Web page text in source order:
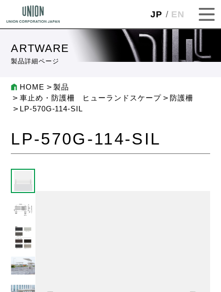
JP EN
ARTWARE
製品詳細ページ
HOME
製品
車止め・防護柵 ヒューランドスケープ
防護柵
LP-570G-114-SIL
LP-570G-114-SIL